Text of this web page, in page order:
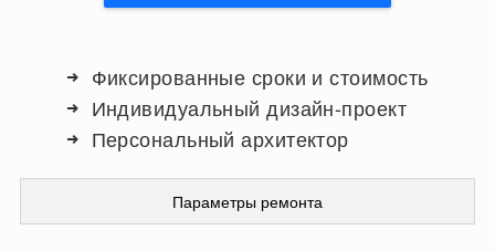
Фиксированные сроки и стоимость
Индивидуальный дизайн-проект
Персональный архитектор
Параметры ремонта